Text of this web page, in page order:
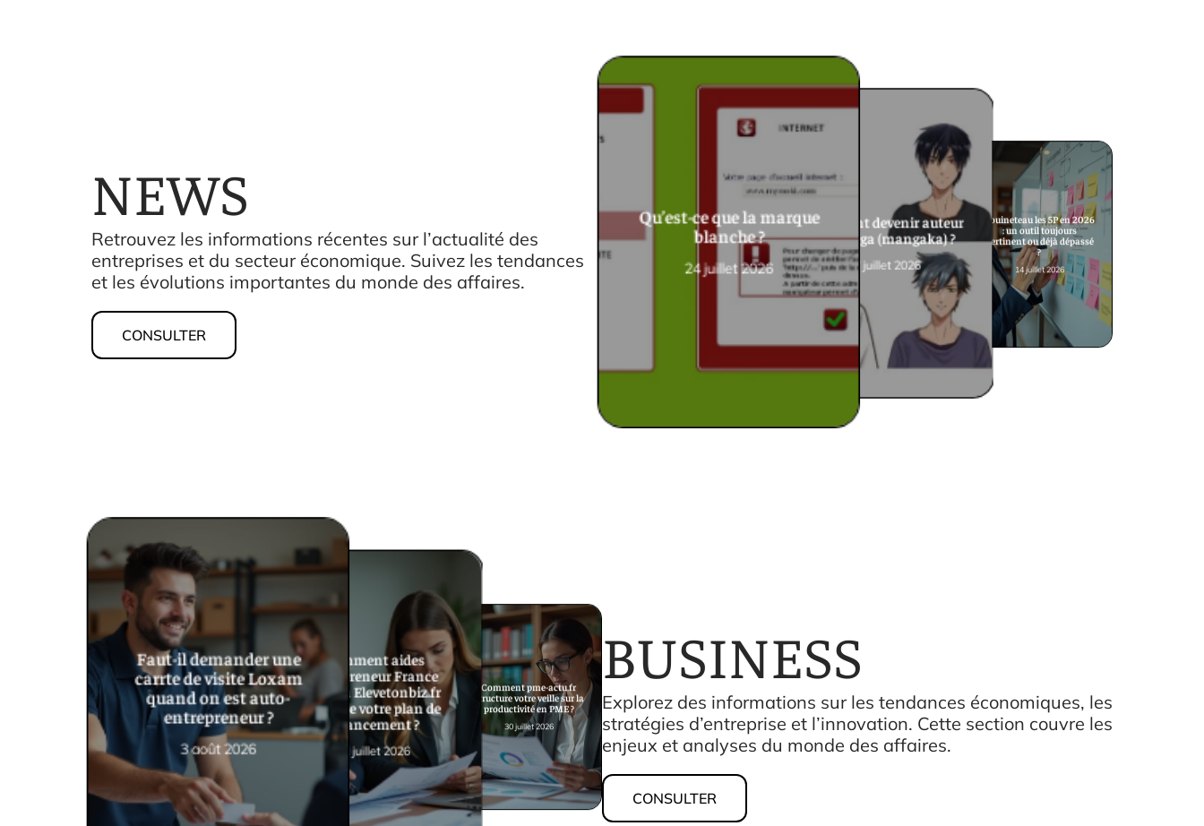
NEWS
Retrouvez les informations récentes sur l’actualité des
entreprises et du secteur économique. Suivez les tendances
et les évolutions importantes du monde des affaires.
CONSULTER
Qu’est-ce que la marque
blanche ?
24 juillet 2026
Comment devenir auteur
de manga (mangaka) ?
17 juillet 2026
Fouineteau les 5P en 2026
: un outil toujours
pertinent ou déjà dépassé
?
14 juillet 2026
Faut-il demander une
carrte de visite Loxam
quand on est auto-
entrepreneur ?
3 août 2026
Comment aides
entrepreneur France
Region Elevetonbiz.fr
sécurise votre plan de
financement ?
31 juillet 2026
Comment pme-actu.fr
structure votre veille sur la
productivité en PME ?
30 juillet 2026
BUSINESS
Explorez des informations sur les tendances économiques, les
stratégies d’entreprise et l’innovation. Cette section couvre les
enjeux et analyses du monde des affaires.
CONSULTER